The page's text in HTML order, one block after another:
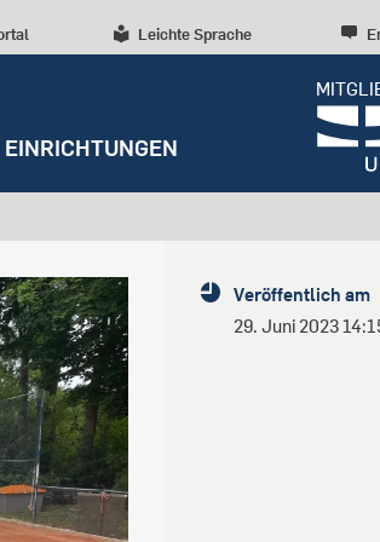
Leichte Sprache
Studentenleben
Beratung und Anlaufstellen
Forschungskultur
Forschungsstrukturen
Early Career Researchers
Entrepreneurship
Wissenschaftliche Beratung
RUBIN
Archiv
Redaktion
Diversität, Inklusion,
Talententwicklung
Nachhaltigkeit
Campusentwicklung
Spenden und Stiften
EINRICHTUNGEN
Weitere Einrichtungen
Veröffentlich am
29. Juni 2023